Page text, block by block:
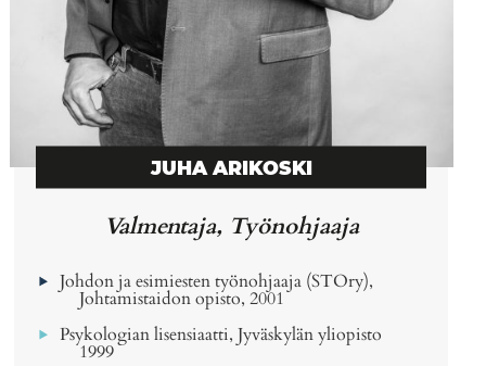
JUHA ARIKOSKI
Valmentaja, Työnohjaaja
Johdon ja esimiesten työnohjaaja (STOry),
Johtamistaidon opisto, 2001
Psykologian lisensiaatti, Jyväskylän yliopisto
1999